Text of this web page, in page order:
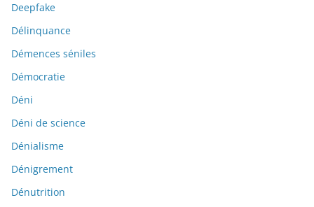
Deepfake
Délinquance
Démences séniles
Démocratie
Déni
Déni de science
Dénialisme
Dénigrement
Dénutrition